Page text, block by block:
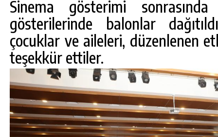
Sinema gösterimi
gösterilerinde balonlar
çocuklar ve aileleri, düzenlenen
teşekkür ettiler.